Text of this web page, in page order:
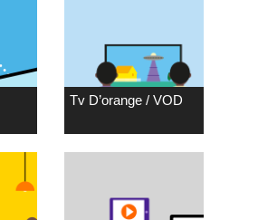
Tv D’orange / VOD